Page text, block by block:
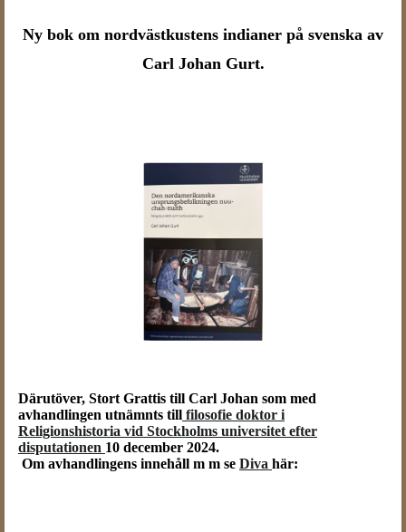
Ny bok om nordvästkustens indianer på svenska av
Carl Johan Gurt.
Därutöver, Stort Grattis till Carl Johan som med
avhandlingen utnämnts till filosofie doktor i
Religionshistoria vid Stockholms universitet efter
disputationen 10 december 2024.
Om avhandlingens innehåll m m se Diva här: